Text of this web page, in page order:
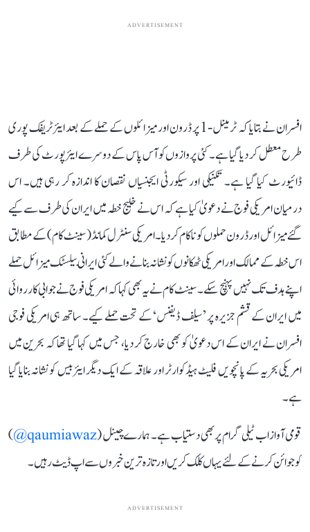
ADVERTISEMENT
افسران نے بتایا کہ ٹرمینل-1 پر ڈرون اور میزائلوں کے حملے کے بعد ایئر ٹریفک پوری
طرح معطل کر دیا گیا ہے۔ کئی پروازوں کو آس پاس کے دوسرے ایئرپورٹ کی طرف
ڈائیورٹ کیا گیا ہے۔ تکنیکی اور سیکورٹی ایجنسیاں نقصان کا اندازہ کر رہی ہیں۔ اس
درمیان امریکی فوج نے دعویٰ کیا ہے کہ اس نے خلیج خطہ میں ایران کی طرف سے کیے
گئے میزائل اور ڈرون حملوں کو ناکام کر دیا۔ امریکی سنٹرل کمانڈ (سینٹ کام) کے مطابق
اس خطہ کے ممالک اور امریکی ٹھکانوں کو نشانہ بنانے والے کئی ایرانی بیلسٹک میزائل حملے
اپنے ہدف تک نہیں پہنچ سکے۔ سینٹ کام نے یہ بھی کہا کہ امریکی فوج نے جوابی کارروائی
میں ایران کے قشم جزیرہ پر ’سیلف ڈیفنس‘ کے تحت حملے کیے۔ ساتھ ہی امریکی فوجی
افسران نے ایران کے اس دعویٰ کو بھی خارج کر دیا، جس میں کہا گیا تھا کہ بحرین میں
امریکی بحریہ کے پانچویں فلیٹ ہیڈکوارٹر اور علاقہ کے ایک دیگر ایئربیس کو نشانہ بنایا گیا
ہے۔
قومی آواز اب ٹیلی گرام پر بھی دستیاب ہے۔ ہمارے چینل (qaumiawaz@
)
کو جوائن کرنے کے لئے یہاں کلک کریں اور تازہ ترین خبروں سے اپ ڈیٹ رہیں۔
ADVERTISEMENT